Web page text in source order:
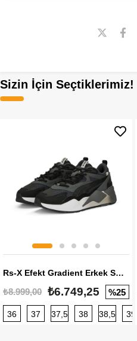
Sizin İçin Seçtiklerimiz!
Rs-X Efekt Gradient Erkek Sneaker
₺8.999,00 ₺6.749,25 %25
36 37 37,5 38 38,5 39